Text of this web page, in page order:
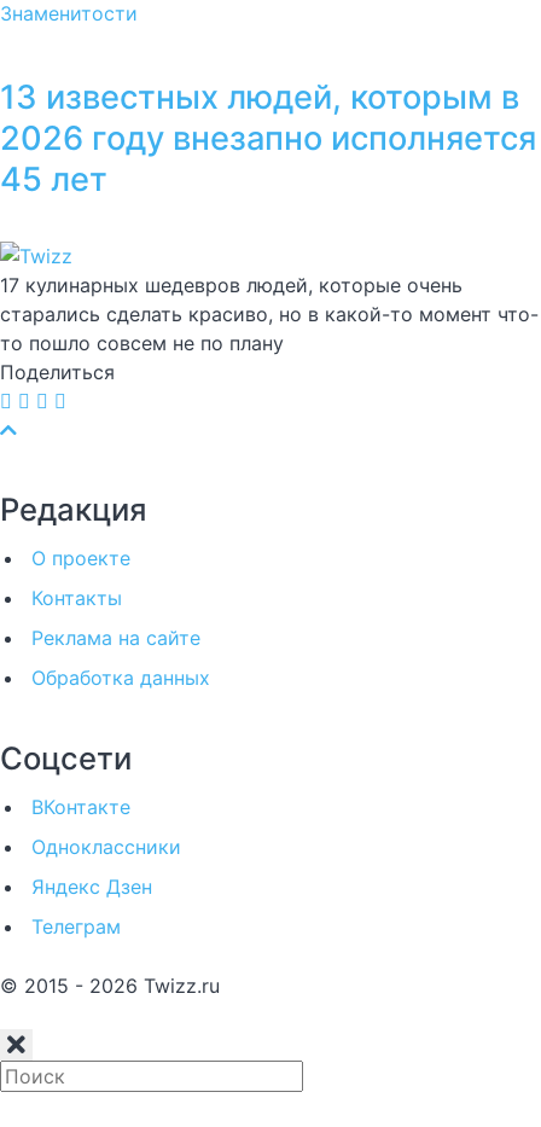
Знаменитости
13 известных людей, которым в
2026 году внезапно исполняется
45 лет
17 кулинарных шедевров людей, которые очень
старались сделать красиво, но в какой-то момент что-
то пошло совсем не по плану
Поделиться
Редакция
О проекте
Контакты
Реклама на сайте
Обработка данных
Соцсети
ВКонтакте
Одноклассники
Яндекс Дзен
Телеграм
© 2015 - 2026 Twizz.ru